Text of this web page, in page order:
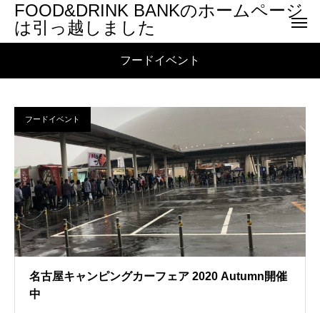
FOOD&DRINK BANKのホームページ
は引っ越しました
フードイベント
フードイベント
名古屋キャンピングカーフェア 2020 Autumn開催
中